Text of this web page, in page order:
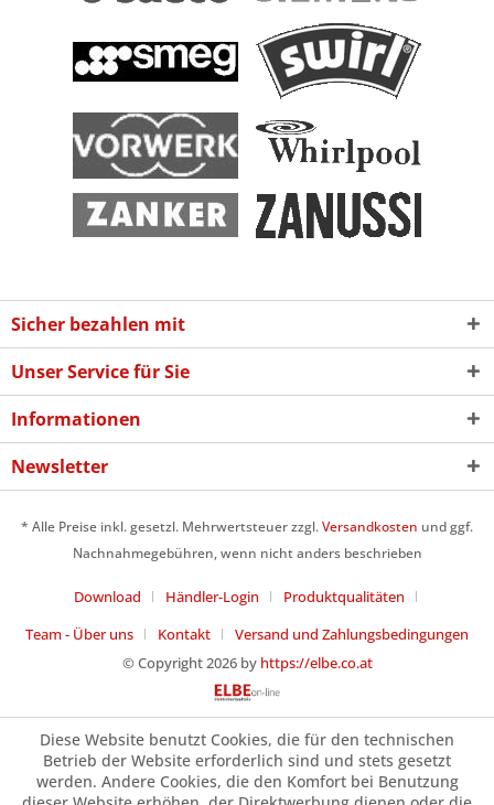
Sicher bezahlen mit
Unser Service für Sie
Informationen
Newsletter
* Alle Preise inkl. gesetzl. Mehrwertsteuer zzgl.Versandkosten und ggf.
Nachnahmegebühren, wenn nicht anders beschrieben
Download Händler-Login
Produktqualitäten
Team - Über uns
Kontakt
Versand und Zahlungsbedingungen
© Copyright 2026 by https://elbe.co.at
Diese Website benutzt Cookies, die für den technischen
Betrieb der Website erforderlich sind und stets gesetzt
werden. Andere Cookies, die den Komfort bei Benutzung